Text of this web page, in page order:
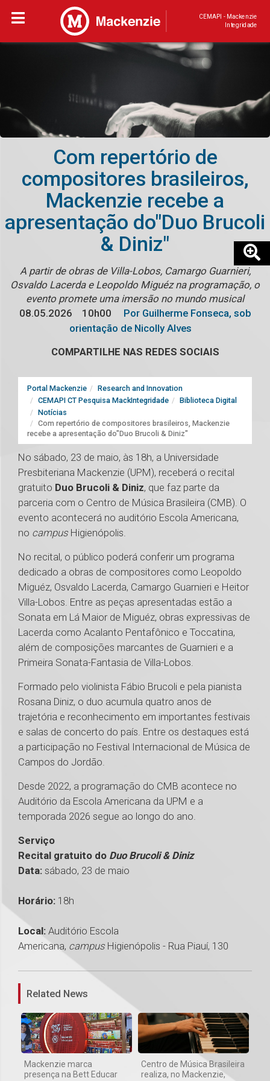
CEMAPI - Mackenzie
Integridade
Com repertório de
compositores brasileiros,
Mackenzie recebe a
apresentação do"Duo Brucoli
& Diniz"
A partir de obras de Villa-Lobos, Camargo Guarnieri,
Osvaldo Lacerda e Leopoldo Miguéz na programação, o
evento promete uma imersão no mundo musical
08.05.2026
10h00
Por Guilherme Fonseca, sob
orientação de Nicolly Alves
COMPARTILHE NAS REDES SOCIAIS
Portal Mackenzie
Research and Innovation
CEMAPI CT Pesquisa MackIntegridade
Biblioteca Digital
Notícias
Com repertório de compositores brasileiros, Mackenzie
recebe a apresentação do"Duo Brucoli & Diniz"
No sábado, 23 de maio, às 18h, a Universidade
Presbiteriana Mackenzie (UPM), receberá o recital
gratuito Duo Brucoli & Diniz, que faz parte da
parceria com o Centro de Música Brasileira (CMB). O
evento acontecerá no auditório Escola Americana,
no campus Higienópolis.
No recital, o público poderá conferir um programa
dedicado a obras de compositores como Leopoldo
Miguéz, Osvaldo Lacerda, Camargo Guarnieri e Heitor
Villa-Lobos. Entre as peças apresentadas estão a
Sonata em Lá Maior de Miguéz, obras expressivas de
Lacerda como Acalanto Pentafônico e Toccatina,
além de composições marcantes de Guarnieri e a
Primeira Sonata-Fantasia de Villa-Lobos.
Formado pelo violinista Fábio Brucoli e pela pianista
Rosana Diniz, o duo acumula quatro anos de
trajetória e reconhecimento em importantes festivais
e salas de concerto do país. Entre os destaques está
a participação no Festival Internacional de Música de
Campos do Jordão.
Desde 2022, a programação do CMB acontece no
Auditório da Escola Americana da UPM e a
temporada 2026 segue ao longo do ano.
Serviço
Recital gratuito do Duo Brucoli & Diniz
Data: sábado, 23 de maio
Horário: 18h
Local: Auditório Escola
Americana, campus Higienópolis - Rua Piauí, 130
1
Related News
Mackenzie marca
presença na Bett Educar
Centro de Música Brasileira
realiza, no Mackenzie,